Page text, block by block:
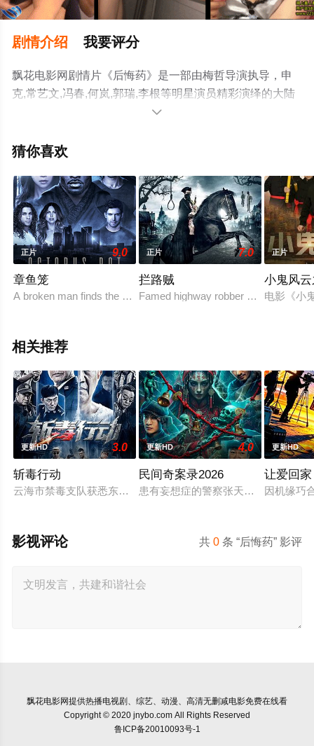
剧情介绍 我要评分
飘花电影网剧情片《后悔药》是一部由梅哲导演执导，申
克,常艺文,冯春,何岚,郭瑞,李根等明星演员精彩演绎的大陆
电影，手机免费观看高清未删减完整版电影大全就上飘花
等平台了解。

猜你喜欢
正片 9.0
章鱼笼
A broken man finds the one thing he can't live without only to
正片 7.0
拦路贼
Famed highway robber Dick Turpin
正片
小鬼风
电影《小
相关推荐
更新HD 3.0
斩毒行动
云海市禁毒支队获悉东南亚毒王廖爷将携600余公斤毒品来云交
更新HD 4.0
民间奇案录2026
患有妄想症的警察张天盛遇上一起离
更新HD
让爱回家
因机缘巧
共0 条 “后悔药” 影评
影视评论
飘花电影网提供热播电视剧、综艺、动漫、高清无删减电影免费在线看
Copyright © 2020 jnybo.com All Rights Reserved
鲁ICP备20010093号-1